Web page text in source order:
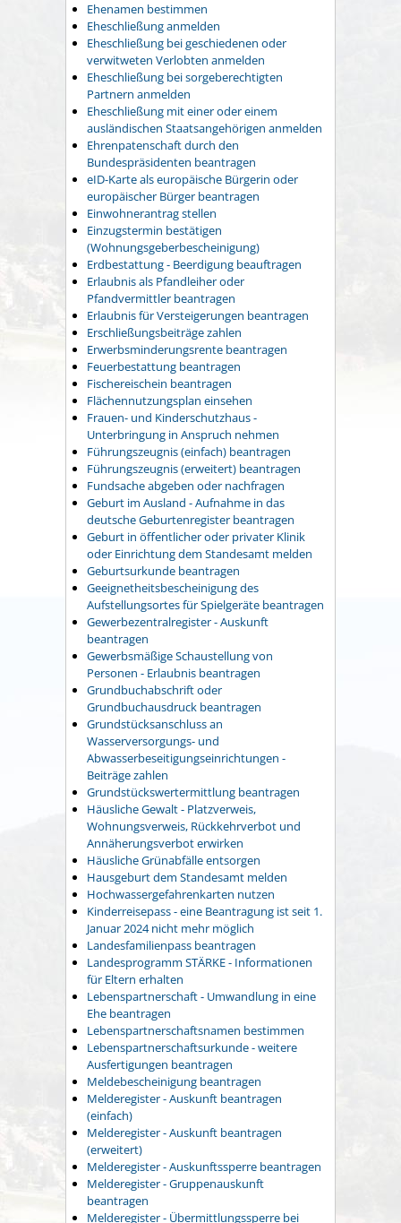
Ehenamen bestimmen
Eheschließung anmelden
Eheschließung bei geschiedenen oder
verwitweten Verlobten anmelden
Eheschließung bei sorgeberechtigten
Partnern anmelden
Eheschließung mit einer oder einem
ausländischen Staatsangehörigen anmelden
Ehrenpatenschaft durch den
Bundespräsidenten beantragen
eID-Karte als europäische Bürgerin oder
europäischer Bürger beantragen
Einwohnerantrag stellen
Einzugstermin bestätigen
(Wohnungsgeberbescheinigung)
Erdbestattung - Beerdigung beauftragen
Erlaubnis als Pfandleiher oder
Pfandvermittler beantragen
Erlaubnis für Versteigerungen beantragen
Erschließungsbeiträge zahlen
Erwerbsminderungsrente beantragen
Feuerbestattung beantragen
Fischereischein beantragen
Flächennutzungsplan einsehen
Frauen- und Kinderschutzhaus -
Unterbringung in Anspruch nehmen
Führungszeugnis (einfach) beantragen
Führungszeugnis (erweitert) beantragen
Fundsache abgeben oder nachfragen
Geburt im Ausland - Aufnahme in das
deutsche Geburtenregister beantragen
Geburt in öffentlicher oder privater Klinik
oder Einrichtung dem Standesamt melden
Geburtsurkunde beantragen
Geeignetheitsbescheinigung des
Aufstellungsortes für Spielgeräte beantragen
Gewerbezentralregister - Auskunft
beantragen
Gewerbsmäßige Schaustellung von
Personen - Erlaubnis beantragen
Grundbuchabschrift oder
Grundbuchausdruck beantragen
Grundstücksanschluss an
Wasserversorgungs- und
Abwasserbeseitigungseinrichtungen -
Beiträge zahlen
Grundstückswertermittlung beantragen
Häusliche Gewalt - Platzverweis,
Wohnungsverweis, Rückkehrverbot und
Annäherungsverbot erwirken
Häusliche Grünabfälle entsorgen
Hausgeburt dem Standesamt melden
Hochwassergefahrenkarten nutzen
Kinderreisepass - eine Beantragung ist seit 1.
Januar 2024 nicht mehr möglich
Landesfamilienpass beantragen
Landesprogramm STÄRKE - Informationen
für Eltern erhalten
Lebenspartnerschaft - Umwandlung in eine
Ehe beantragen
Lebenspartnerschaftsnamen bestimmen
Lebenspartnerschaftsurkunde - weitere
Ausfertigungen beantragen
Meldebescheinigung beantragen
Melderegister - Auskunft beantragen
(einfach)
Melderegister - Auskunft beantragen
(erweitert)
Melderegister - Auskunftssperre beantragen
Melderegister - Gruppenauskunft
beantragen
Melderegister - Übermittlungssperre bei